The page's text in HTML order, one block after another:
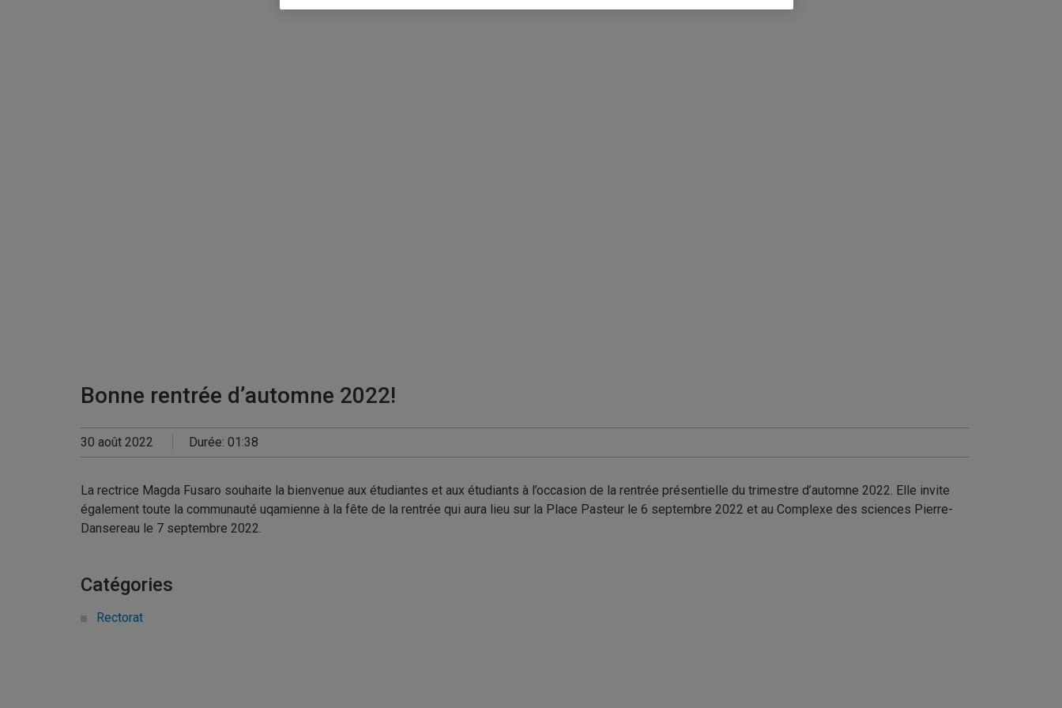
Bonne rentrée d’automne 2022!
30 août 2022 Durée: 01:38
La rectrice Magda Fusaro souhaite la bienvenue aux étudiantes et aux étudiants à l’occasion de la rentrée présentielle du trimestre d’automne 2022. Elle invite
également toute la communauté uqamienne à la fête de la rentrée qui aura lieu sur la Place Pasteur le 6 septembre 2022 et au Complexe des sciences Pierre-
Dansereau le 7 septembre 2022.
Catégories
Rectorat